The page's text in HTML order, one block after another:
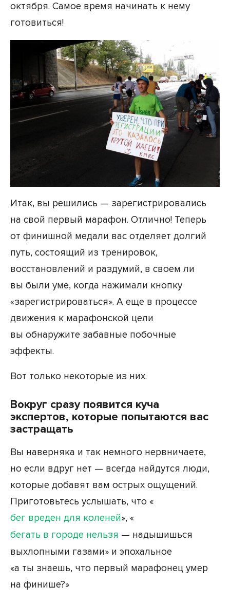
октября. Самое время начинать к нему
готовиться!
Итак, вы решились — зарегистрировались
на свой первый марафон. Отлично! Теперь
от финишной медали вас отделяет долгий
путь, состоящий из тренировок,
восстановлений и раздумий, в своем ли
вы были уме, когда нажимали кнопку
«зарегистрироваться». А еще в процессе
движения к марафонской цели
вы обнаружите забавные побочные
эффекты.
Вот только некоторые из них.
Вокруг сразу появится куча
экспертов, которые попытаются вас
застращать
Вы наверняка и так немного нервничаете,
но если вдруг нет — всегда найдутся люди,
которые добавят вам острых ощущений.
Приготовьтесь услышать, что «
бег вреден для коленей», «
бегать в городе нельзя — надышишься
выхлопными газами» и эпохальное
«а ты знаешь, что первый марафонец умер
на финише?»